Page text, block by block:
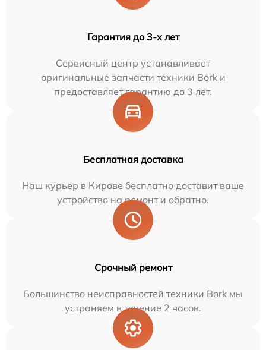
Гарантия до 3-х лет
Сервисный центр устанавливает
оригинальные запчасти техники Bork и
предоставляет гарантию до 3 лет.
Бесплатная доставка
Наш курьер в Кирове бесплатно доставит ваше
устройство на ремонт и обратно.
Срочный ремонт
Большинство неисправностей техники Bork мы
устраняем в течение 2 часов.